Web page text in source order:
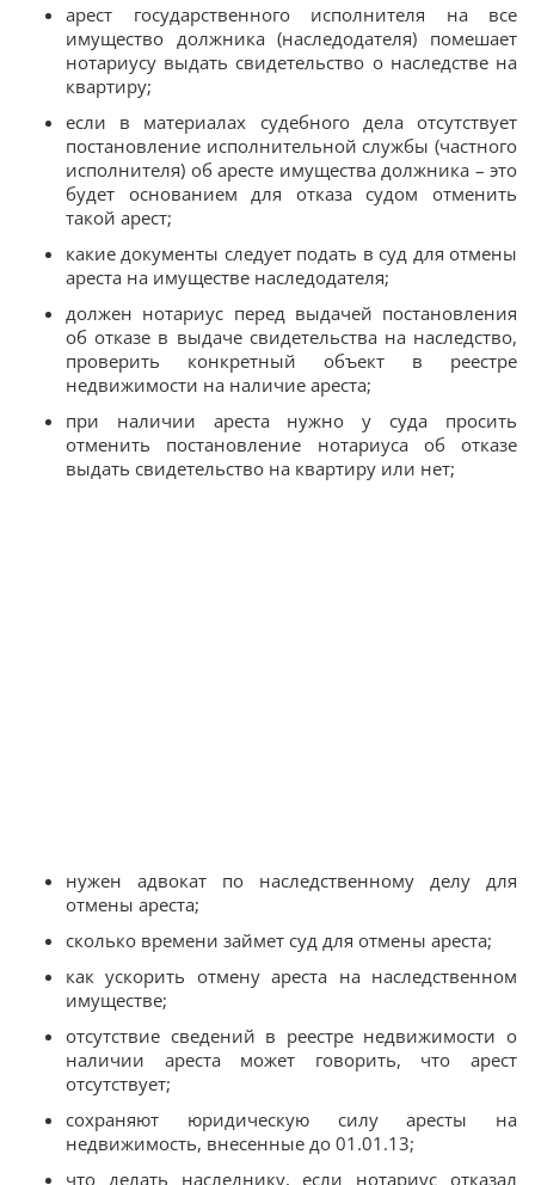
арест государственного исполнителя на все
имущество должника (наследодателя) помешает
нотариусу выдать свидетельство о наследстве на
квартиру;
если в материалах судебного дела отсутствует
постановление исполнительной службы (частного
исполнителя) об аресте имущества должника – это
будет основанием для отказа судом отменить
такой арест;
какие документы следует подать в суд для отмены
ареста на имуществе наследодателя;
должен нотариус перед выдачей постановления
об отказе в выдаче свидетельства на наследство,
проверить конкретный объект в реестре
недвижимости на наличие ареста;
при наличии ареста нужно у суда просить
отменить постановление нотариуса об отказе
выдать свидетельство на квартиру или нет;
нужен адвокат по наследственному делу для
отмены ареста;
сколько времени займет суд для отмены ареста;
как ускорить отмену ареста на наследственном
имуществе;
отсутствие сведений в реестре недвижимости о
наличии ареста может говорить, что арест
отсутствует;
сохраняют юридическую силу аресты на
недвижимость, внесенные до 01.01.13;
что делать наследнику, если нотариус отказал